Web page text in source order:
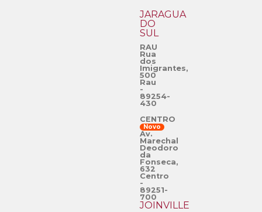
JARAGUÁ
DO
SUL
RAU
Rua
dos
Imigrantes,
500
Rau
-
89254-
430
CENTRO
Novo
Av.
Marechal
Deodoro
da
Fonseca,
632
Centro
-
89251-
700
JOINVILLE